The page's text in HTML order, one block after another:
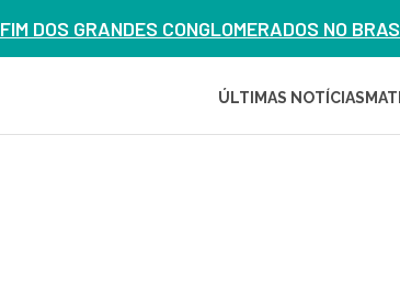
FIM DOS GRANDES CONGLOMERADOS NO
ÚLTIMAS NOTÍCIAS